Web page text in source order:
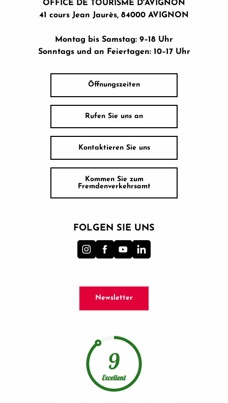
OFFICE DE TOURISME D'AVIGNON
41 cours Jean Jaurès, 84000 AVIGNON
Montag bis Samstag: 9–18 Uhr
Sonntags und an Feiertagen: 10–17 Uhr
Öffnungszeiten
Rufen Sie uns an
Kontaktieren Sie uns
Kommen Sie zum
Fremdenverkehrsamt
FOLGEN SIE UNS
Newsletter